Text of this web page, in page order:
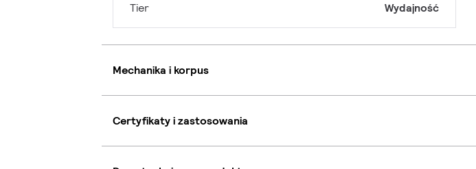
Tier Wydajność
Mechanika i korpus
Certyfikaty i zastosowania